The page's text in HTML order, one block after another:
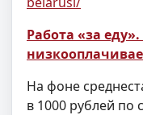
Работа «за
На фоне
в 1000 рублей по